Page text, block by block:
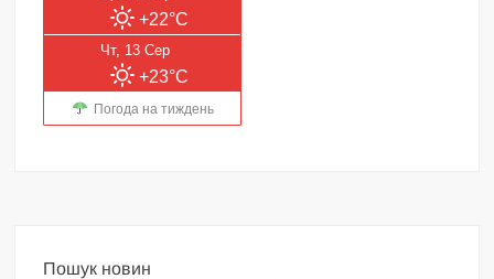
+22°C
Чт, 13 Сер
+23°C
Погода на тиждень
Пошук новин